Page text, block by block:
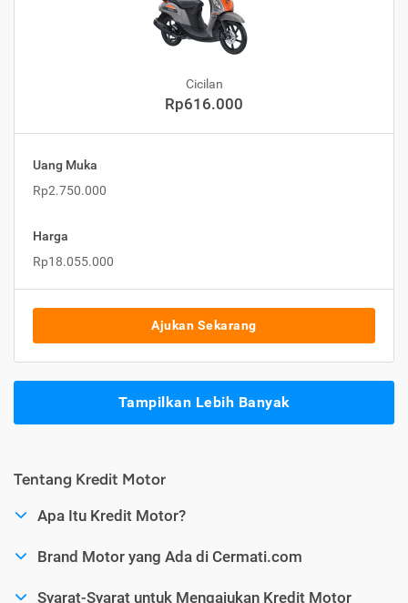
Cicilan
Rp616.000
Uang Muka
Rp2.750.000
Harga
Rp18.055.000
Ajukan Sekarang
Tampilkan Lebih Banyak
Tentang Kredit Motor
Apa Itu Kredit Motor?
Brand Motor yang Ada di Cermati.com
Syarat-Syarat untuk Mengajukan Kredit Motor